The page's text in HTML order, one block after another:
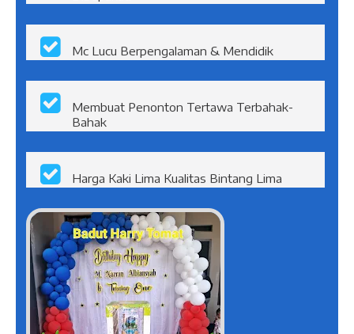
Membuat Penonton Tertawa Terbahak-